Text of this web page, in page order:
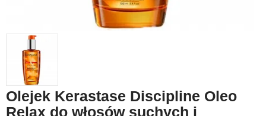
Olejek Kerastase Discipline Oleo
Relax do włosów suchych i